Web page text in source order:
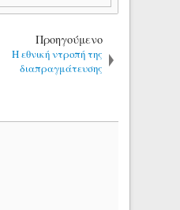
Προηγούμενο
Η εθνική ντροπή της
διαπραγμάτευσης